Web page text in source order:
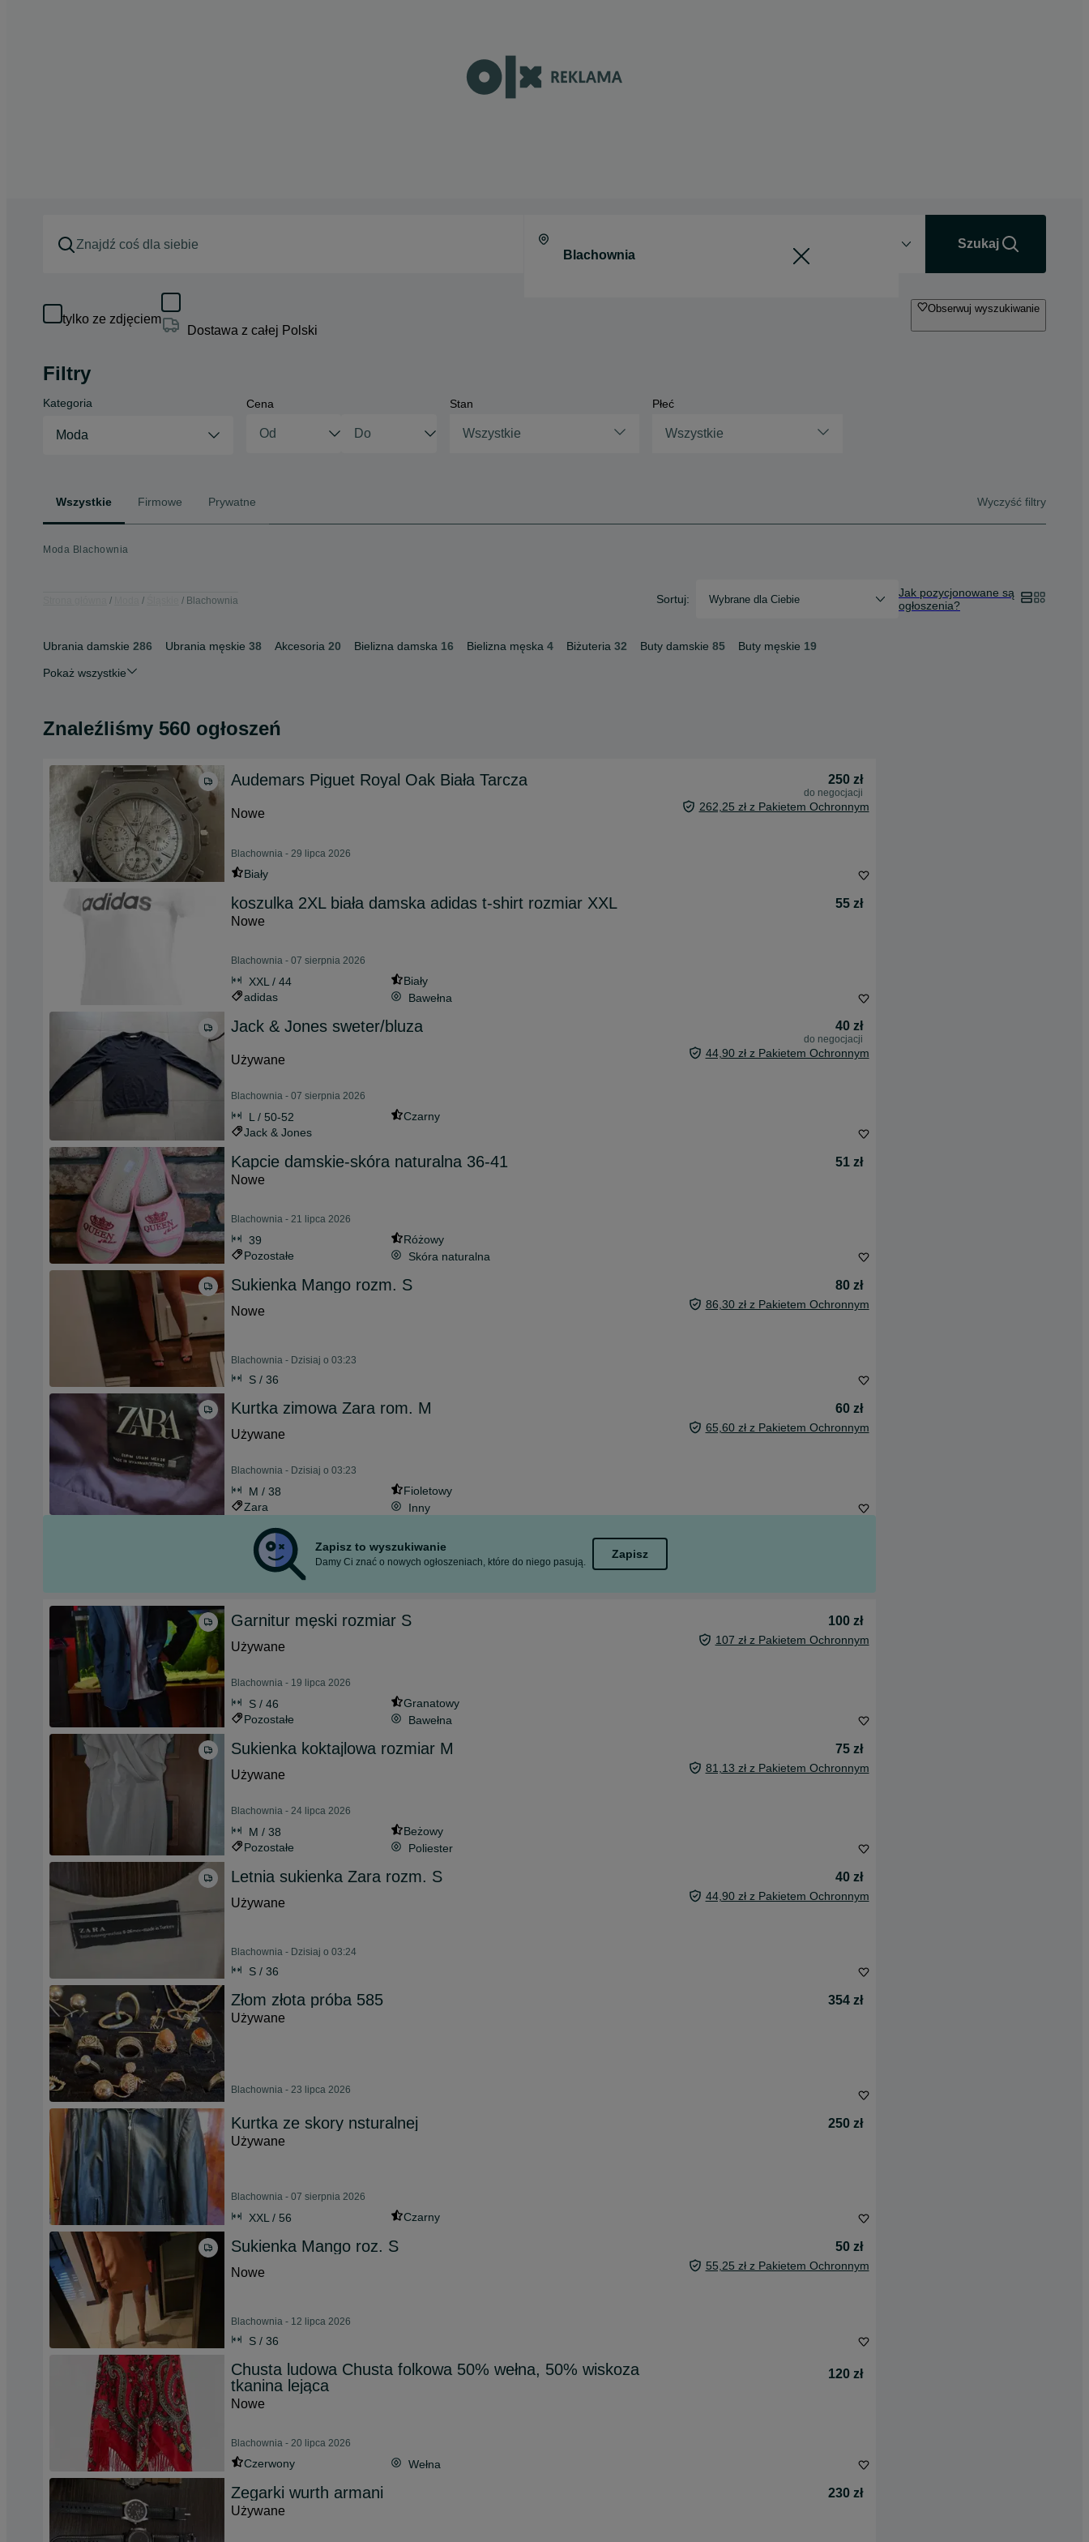
Szukaj
tylko ze zdjęciem
Dostawa z całej Polski
Obserwuj wyszukiwanie
Filtry
Kategoria
Moda
Cena Stan
Wszystkie
Płeć
Wszystkie
Wszystkie Firmowe Prywatne Wyczyść filtry
Moda Blachownia
Blachownia Sortuj: Wybrane dla Ciebie
Jak pozycjonowane są
ogłoszenia?
Ubrania damskie 286 Ubrania męskie 38 Akcesoria 20 Bielizna damska 16 Bielizna męska 4 Biżuteria 32 Buty damskie 85 Buty męskie 19
Pokaż wszystkie
Znaleźliśmy 560 ogłoszeń
Audemars Piguet Royal Oak Biała Tarcza 250 zł
do negocjacji
Nowe 262,25 zł z Pakietem Ochronnym
Blachownia - 29 lipca 2026
Biały
koszulka 2XL biała damska adidas t-shirt rozmiar XXL
55 zł
Nowe
Blachownia - 07 sierpnia 2026
XXL / 44
Biały
adidas
Bawełna
Jack & Jones sweter/bluza 40 zł
do negocjacji
Używane 44,90 zł z Pakietem Ochronnym
Blachownia - 07 sierpnia 2026
L / 50-52
Czarny
Jack & Jones
Kapcie damskie-skóra naturalna 36-41
51 zł
Nowe
Blachownia - 21 lipca 2026
39
Różowy
Pozostałe
Skóra naturalna
Sukienka Mango rozm. S
80 zł
Nowe
86,30 zł z Pakietem Ochronnym
Blachownia - Dzisiaj o 03:23
S / 36
Kurtka zimowa Zara rom. M
60 zł
Używane
65,60 zł z Pakietem Ochronnym
Blachownia - Dzisiaj o 03:23
M / 38
Fioletowy
Zara
Inny
Zapisz to wyszukiwanie
Damy Ci znać o nowych ogłoszeniach, które do niego pasują.
Zapisz
Garnitur męski rozmiar S
100 zł
Używane
107 zł z Pakietem Ochronnym
Blachownia - 19 lipca 2026
S / 46
Granatowy
Pozostałe
Bawełna
Sukienka koktajlowa rozmiar M
75 zł
Używane
81,13 zł z Pakietem Ochronnym
Blachownia - 24 lipca 2026
M / 38
Beżowy
Pozostałe
Poliester
Letnia sukienka Zara rozm. S
40 zł
Używane
44,90 zł z Pakietem Ochronnym
Blachownia - Dzisiaj o 03:24
S / 36
Złom złota próba 585
354 zł
Używane
Blachownia - 23 lipca 2026
Kurtka ze skory nsturalnej
250 zł
Używane
Blachownia - 07 sierpnia 2026
XXL / 56 Czarny
Sukienka Mango roz. S
50 zł
Nowe
55,25 zł z Pakietem Ochronnym
Blachownia - 12 lipca 2026
S / 36
Chusta ludowa Chusta folkowa 50% wełna, 50% wiskoza
tkanina lejąca
120 zł
Nowe
Blachownia - 20 lipca 2026
Czerwony Wełna
Zegarki wurth armani
230 zł
Używane